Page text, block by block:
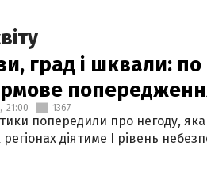
град і шквали: по
21:00 1367
попередили про негоду, яка
регіонах діятиме І рівень